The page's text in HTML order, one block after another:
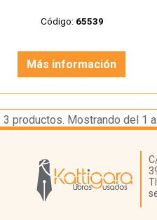
Código: 65539
Más información
3 productos. Mostrando del 1
Librería Kattigara